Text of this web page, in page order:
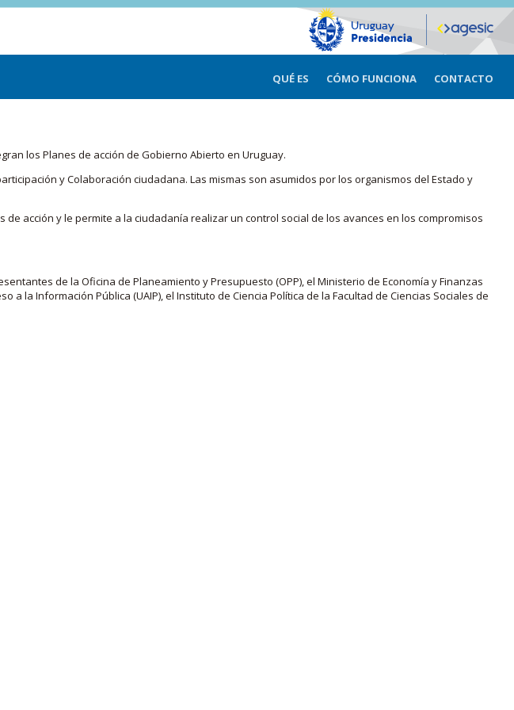
QUÉ ES CÓMO FUNCIONA CONTACTO
los Planes de acción de Gobierno Abierto en Uruguay.
y Colaboración ciudadana. Las mismas son asumidos por los organismos del Estado y
acción y le permite a la ciudadanía realizar un control social de los avances en los compromisos
de la Oficina de Planeamiento y Presupuesto (OPP), el Ministerio de Economía y Finanzas
a la Información Pública (UAIP), el Instituto de Ciencia Política de la Facultad de Ciencias Sociales de